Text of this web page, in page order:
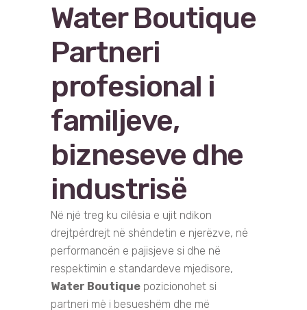
Water Boutique
Partneri
profesional i
familjeve,
bizneseve dhe
industrisë
Në një treg ku cilësia e ujit ndikon
drejtpërdrejt në shëndetin e njerëzve, në
performancën e pajisjeve si dhe në
respektimin e standardeve mjedisore,
Water Boutique pozicionohet si
partneri më i besueshëm dhe më